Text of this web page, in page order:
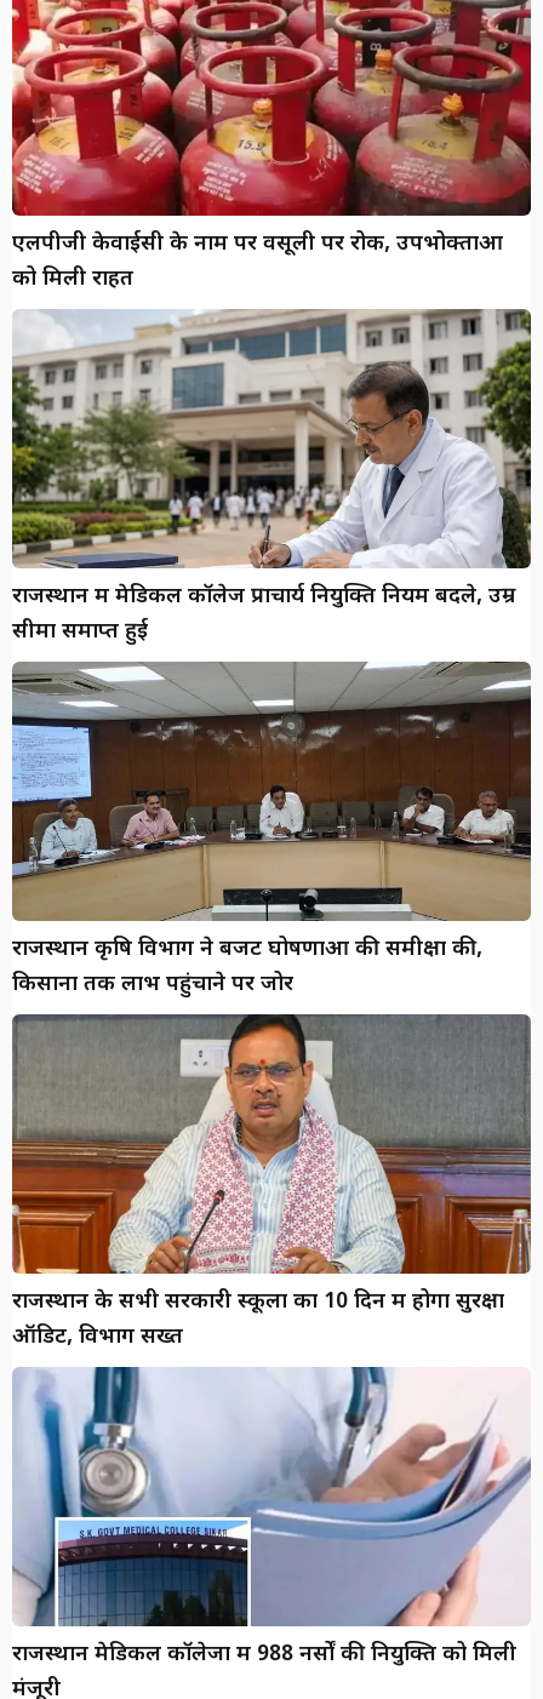
एलपीजी केवाईसी के नाम पर वसूली पर रोक, उपभोक्ताओं
को मिली राहत
राजस्थान में मेडिकल कॉलेज प्राचार्य नियुक्ति नियम बदले, उम्र
सीमा समाप्त हुई
राजस्थान कृषि विभाग ने बजट घोषणाओं की समीक्षा की,
किसानों तक लाभ पहुंचाने पर जोर
राजस्थान के सभी सरकारी स्कूलों का 10 दिन में होगा सुरक्षा
ऑडिट, विभाग सख्त
राजस्थान मेडिकल कॉलेजों में 988 नर्सों की नियुक्ति को मिली
मंजूरी